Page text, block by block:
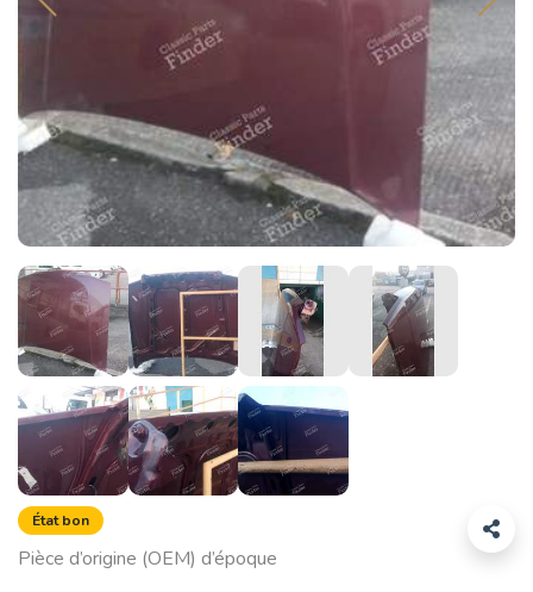
État bon
Pièce d’origine (OEM) d’époque